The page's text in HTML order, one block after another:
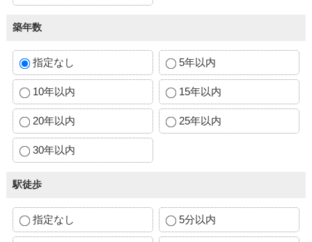
築年数
指定なし 5年以内
10年以内 15年以内
20年以内 25年以内
30年以内
駅徒歩
指定なし 5分以内